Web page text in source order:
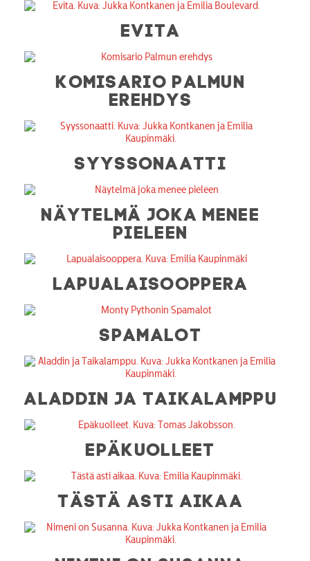
EVITA
KOMISARIO PALMUN
EREHDYS
SYYSSONAATTI
NÄYTELMÄ JOKA MENEE
PIELEEN
LAPUALAISOOPPERA
SPAMALOT
ALADDIN JA TAIKALAMPPU
EPÄKUOLLEET
TÄSTÄ ASTI AIKAA